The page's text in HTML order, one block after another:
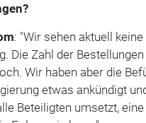
: "Wir sehen aktuell keine
Die Zahl der
Wir haben aber die
etwas ankündigt
Beteiligten umsetzt, eine